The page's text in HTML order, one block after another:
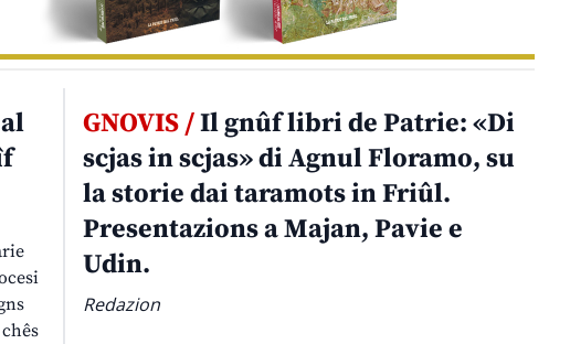
GNOVIS /Il gnûf libri de Patrie: «Di
scjas in scjas» di Agnul Floramo, su
la storie dai taramots in Friûl.
Presentazions a Majan, Pavie e
Udin.
Redazion